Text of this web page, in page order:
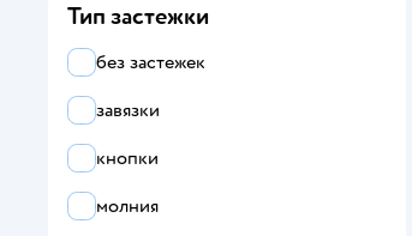
Тип застежки
без застежек
завязки
кнопки
молния